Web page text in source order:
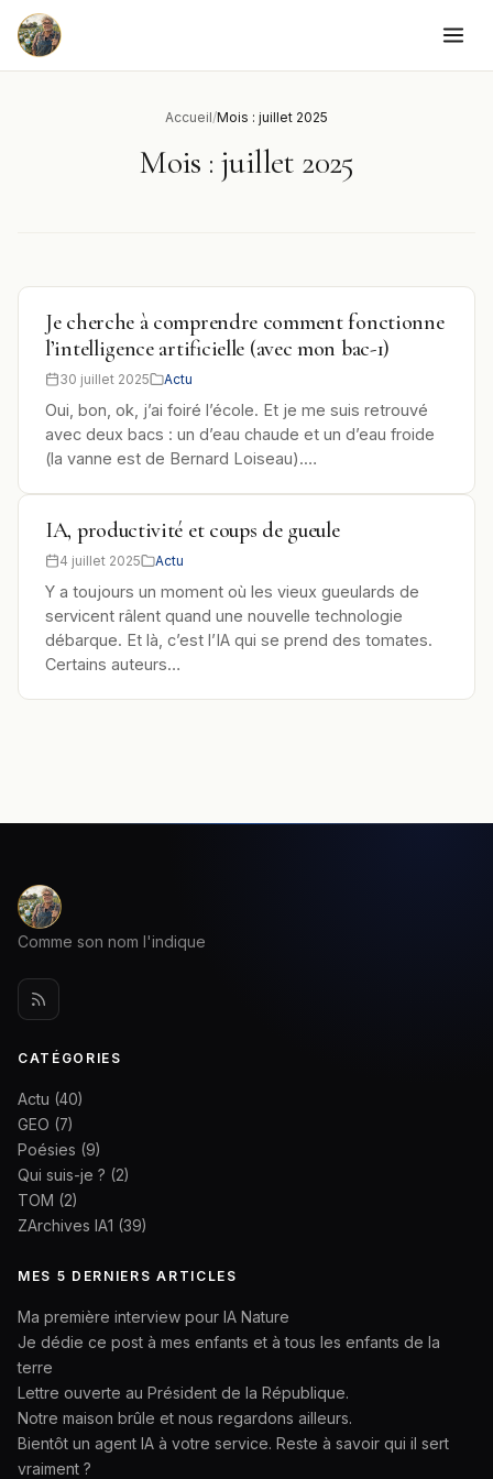
content
Accueil/Mois : juillet 2025
Mois : juillet 2025
Je cherche à comprendre comment fonctionne
l’intelligence artificielle (avec mon bac-1)
30 juillet 2025 Actu
Oui, bon, ok, j’ai foiré l’école. Et je me suis retrouvé
avec deux bacs : un d’eau chaude et un d’eau froide
(la vanne est de Bernard Loiseau).…
IA, productivité et coups de gueule
4 juillet 2025 Actu
Y a toujours un moment où les vieux gueulards de
servicent râlent quand une nouvelle technologie
débarque. Et là, c’est l’IA qui se prend des tomates.
Certains auteurs…
Comme son nom l'indique
CATÉGORIES
Actu (40)
GEO (7)
Poésies (9)
Qui suis-je ? (2)
TOM (2)
ZArchives IA1 (39)
MES 5 DERNIERS ARTICLES
Ma première interview pour IA Nature
Je dédie ce post à mes enfants et à tous les enfants de la
terre
Lettre ouverte au Président de la République.
Notre maison brûle et nous regardons ailleurs.
Bientôt un agent IA à votre service. Reste à savoir qui il sert
vraiment ?